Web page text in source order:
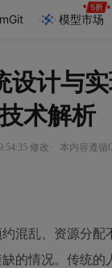
模型市场
设计与
术解析
修改 · 本内容遵循
混乱、资源分
的情况。传统